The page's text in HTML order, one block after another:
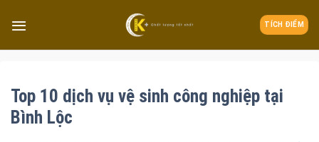
TÍCH ĐIỂM
Top 10 dịch vụ vệ sinh công nghiệp tại
Bình Lộc